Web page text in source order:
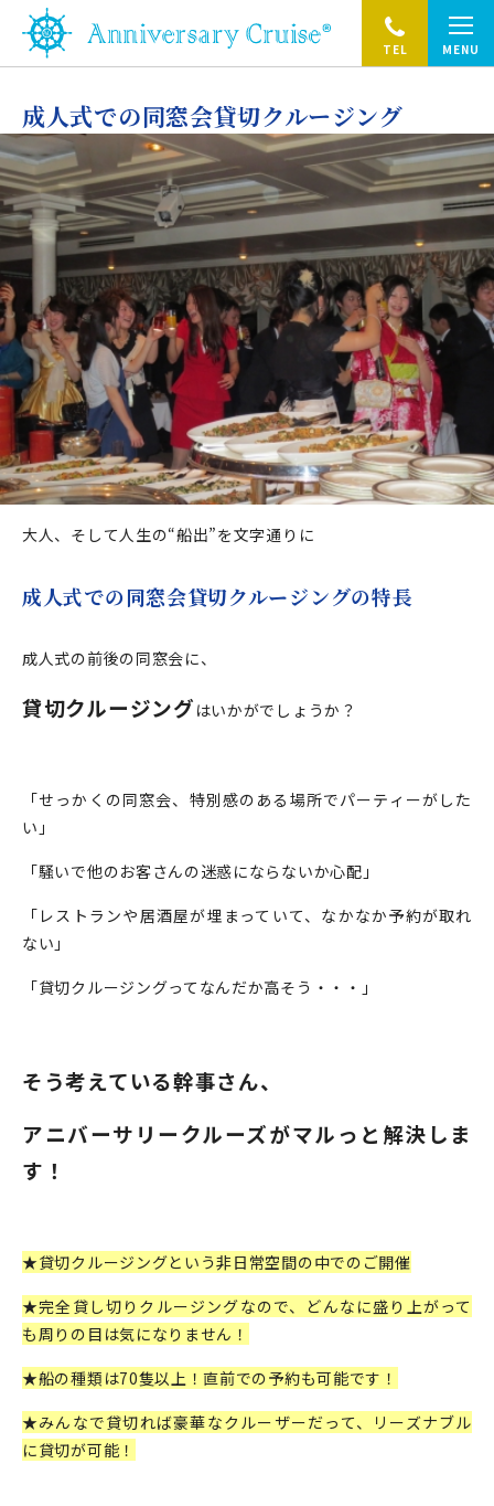
TEL MENU
成人式での同窓会貸切クルージング
大人、そして人生の“船出”を文字通りに
成人式での同窓会貸切クルージングの特長
成人式の前後の同窓会に、
貸切クルージング はいかがでしょうか？
「せっかくの同窓会、特別感のある場所でパーティーがした
い」
「騒いで他のお客さんの迷惑にならないか心配」
「レストランや居酒屋が埋まっていて、なかなか予約が取れ
ない」
「貸切クルージングってなんだか高そう・・・」
そう考えている幹事さん、
アニバーサリークルーズがマルっと解決しま
す！
★貸切クルージングという非日常空間の中でのご開催
★完全貸し切りクルージングなので、どんなに盛り上がって
も周りの目は気になりません！
★船の種類は70隻以上！直前での予約も可能です！
★みんなで貸切れば豪華なクルーザーだって、リーズナブル
に貸切が可能！